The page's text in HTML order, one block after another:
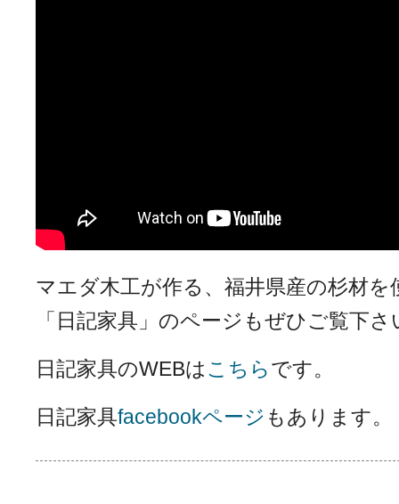
マエダ木工が作る、福井県産の杉材を
「日記家具」のページもぜひご覧下さ
日記家具のWEBは こちら です。
日記家具facebookページ もあります。